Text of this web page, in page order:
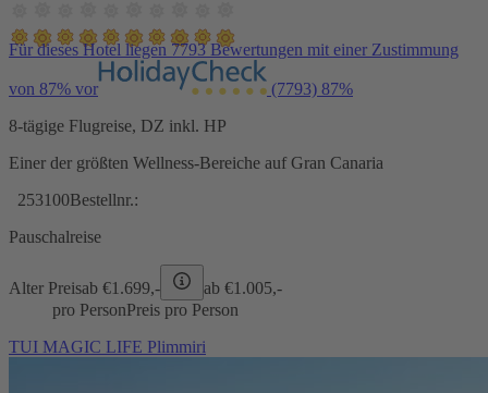
Für dieses Hotel liegen 7793 Bewertungen mit einer Zustimmung
von 87% vor (7793) 87%
8-tägige Flugreise, DZ inkl. HP
Einer der größten Wellness-Bereiche auf Gran Canaria
253100Bestellnr.:
Pauschalreise
Alter Preisab €1.699,- ab €1.005,-
pro PersonPreis pro Person
TUI MAGIC LIFE Plimmiri